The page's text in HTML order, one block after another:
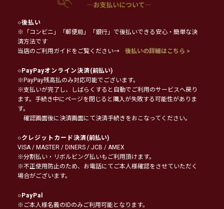
○後払い
※「コンビニ」「郵便局」「銀行」で後払いできる安心・簡単な決
済方法です
当店のご利用ガイドをご覧ください→
後払いの詳細はこちら >
○PayPayオンライン決済(前払い)
※PayPay残高払のみ対応可能でございます。
※支払いが完了し、しばらくすると自動でご利用のサービスへ戻り
ます。手続き中にページを閉じると購入が失敗する可能性がありま
す。
確認画面後に決済画面にて決済手続きをおこなってください。
○クレジットカード決済(前払い)
VISA / MASTER / DINERS / JCB / AMEX
※分割払い・リボルビング払いもご利用頂けます。
※不正使用防止のため、お電話にてご本人様確認をさせていただく
場合がございます。
○PayPal
※ご本人様名義のIDのみご利用可能となります。